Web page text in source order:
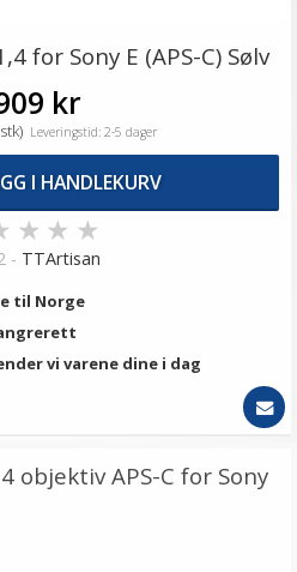
for Sony E (APS-C) Sølv
kr
Leveringstid: 2-5 dager
I HANDLEKURV
★ ★ ★
- TTArtisan
til Norge
vi varene dine i dag
objektiv APS-C for Sony